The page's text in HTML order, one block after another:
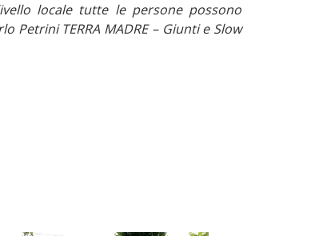
locale tutte le persone possono
TERRA MADRE – Giunti e Slow